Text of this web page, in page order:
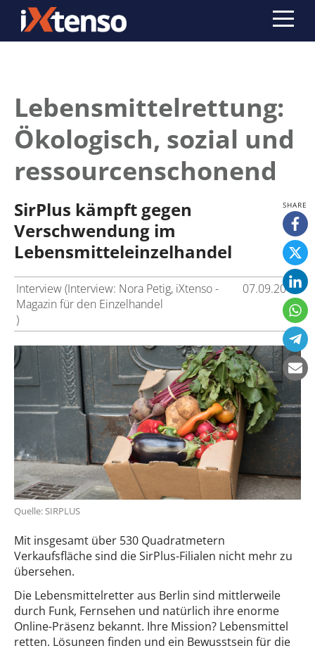
Lebensmittelrettung:
Ökologisch, sozial und
ressourcenschonend
SirPlus kämpft gegen
Verschwendung im
Lebensmitteleinzelhandel
Interview (Interview: Nora Petig, iXtenso -
Magazin für den Einzelhandel
)
07.09.2018
Quelle: SIRPLUS
Mit insgesamt über 530 Quadratmetern
Verkaufsfläche sind die SirPlus-Filialen nicht mehr zu
übersehen.
Die Lebensmittelretter aus Berlin sind mittlerweile
durch Funk, Fernsehen und natürlich ihre enorme
Online-Präsenz bekannt. Ihre Mission? Lebensmittel
retten, Lösungen finden und ein Bewusstsein für die